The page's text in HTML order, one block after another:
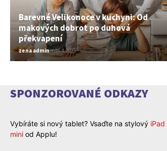
Barevné Velikonoce v kuchyni: Od
makových dobrot po duhová
překvapení
zena admin - 16.4.2025
SPONZOROVANÉ ODKAZY
Vybíráte si nový tablet? Vsaďte na stylový iPad
mini od Applu!